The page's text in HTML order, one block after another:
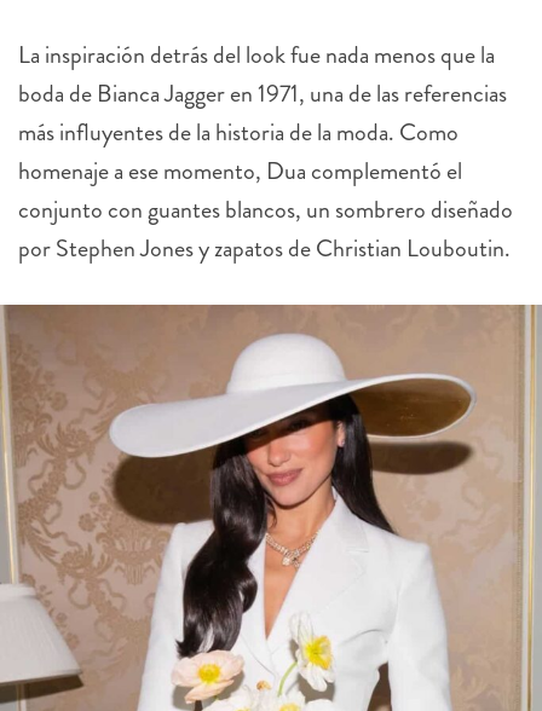
La inspiración detrás del look fue nada menos que la
boda de Bianca Jagger en 1971, una de las referencias
más influyentes de la historia de la moda. Como
homenaje a ese momento, Dua complementó el
conjunto con guantes blancos, un sombrero diseñado
por Stephen Jones y zapatos de Christian Louboutin.